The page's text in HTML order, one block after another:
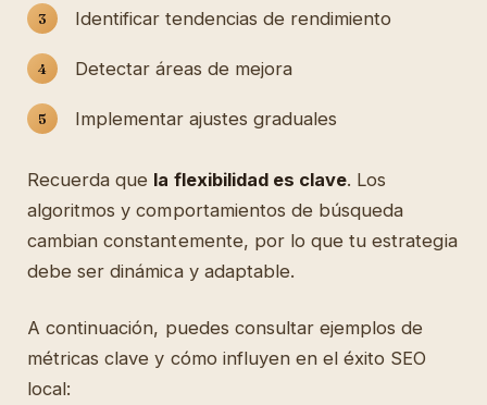
Identificar tendencias de rendimiento
Detectar áreas de mejora
Implementar ajustes graduales
Recuerda que la flexibilidad es clave. Los
algoritmos y comportamientos de búsqueda
cambian constantemente, por lo que tu estrategia
debe ser dinámica y adaptable.
A continuación, puedes consultar ejemplos de
métricas clave y cómo influyen en el éxito SEO
local: